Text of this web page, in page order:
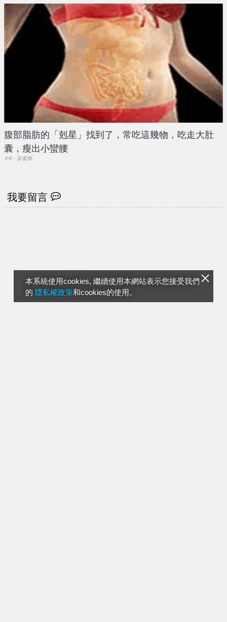
本系統使用cookies, 繼續使用本網站表示您接受我們
的 隱私權政策和cookies的使用。
腹部脂肪的「剋星」找到了，常吃這幾物，吃走大肚
囊，瘦出小蠻腰
PR・新素簡
我要留言